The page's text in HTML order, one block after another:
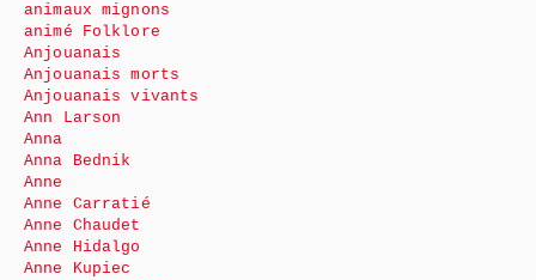
animaux mignons
animé Folklore
Anjouanais
Anjouanais morts
Anjouanais vivants
Ann Larson
Anna
Anna Bednik
Anne
Anne Carratié
Anne Chaudet
Anne Hidalgo
Anne Kupiec